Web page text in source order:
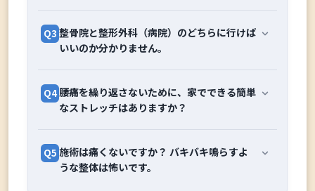
なりますが、腰に負担をかけている根本的な
原因（姿勢の崩れや骨盤の歪み）が残ったま
に戻ってしまいます。
当院では、痛みがある部分だけでなく、体全
越しください。動くのが辛い場合は、まずは
無理せず当院へお電話でご相談ください。
われることもありますが、初期段階で適切な
処置（アイシングや微弱電流、骨盤の微調整
縮できます。
無理に歩くと悪化することもありますので、
Q3 整骨院と整形外科（病院）のどちらに行けば
いいのか分かりません。
へ、「骨や筋肉のバランスを整え、根本改善
したい時」は整骨院へお越しください。
整形外科： レントゲンやMRIでの画像診断、
痛み止めの処方、注射など（骨折や神経の強
Q4 腰痛を繰り返さないために、家でできる簡単
なストレッチはありますか？
的です。
腰痛の方の多くは、実は腰ではなく「お尻」
Q5 施術は痛くないですか？ バキバキ鳴らすよ
うな整体は怖いです。